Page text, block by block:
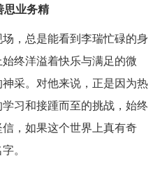
思业务精
，总是能看到李瑞忙碌的身
终洋溢着快乐与满足的微
采。对他来说，正是因为热
习和接踵而至的挑战，始终
，如果这个世界上真有奇
。